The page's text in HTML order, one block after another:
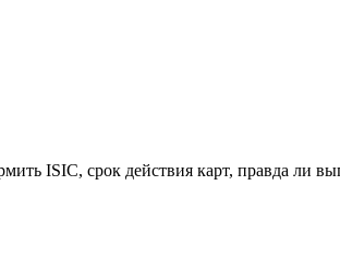
ISIC, срок действия карт, правда ли